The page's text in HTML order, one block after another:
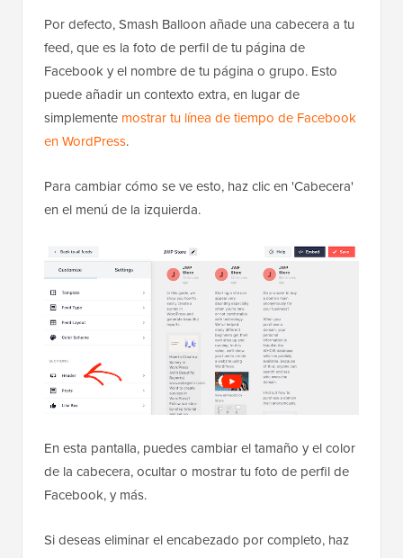
Por defecto, Smash Balloon añade una cabecera a tu
feed, que es la foto de perfil de tu página de
Facebook y el nombre de tu página o grupo. Esto
puede añadir un contexto extra, en lugar de
simplemente mostrar tu línea de tiempo de Facebook
en WordPress.
Para cambiar cómo se ve esto, haz clic en 'Cabecera'
en el menú de la izquierda.
En esta pantalla, puedes cambiar el tamaño y el color
de la cabecera, ocultar o mostrar tu foto de perfil de
Facebook, y más.
Si deseas eliminar el encabezado por completo, haz